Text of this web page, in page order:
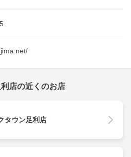
店の近くのお店
タウン足利店